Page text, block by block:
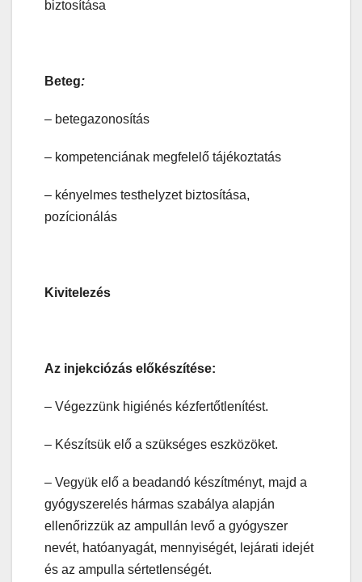
biztosítása
Beteg:
– betegazonosítás
– kompetenciának megfelelő tájékoztatás
– kényelmes testhelyzet biztosítása,
pozícionálás
Kivitelezés
Az injekciózás előkészítése:
– Végezzünk higiénés kézfertőtlenítést.
– Készítsük elő a szükséges eszközöket.
– Vegyük elő a beadandó készítményt, majd a
gyógyszerelés hármas szabálya alapján
ellenőrizzük az ampullán levő a gyógyszer
nevét, hatóanyagát, mennyiségét, lejárati idejét
és az ampulla sértetlenségét.